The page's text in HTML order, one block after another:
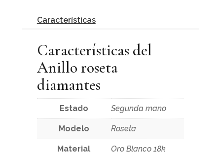
Características
Características del
Anillo roseta
diamantes
Estado Segunda mano
Modelo Roseta
Material Oro Blanco 18k